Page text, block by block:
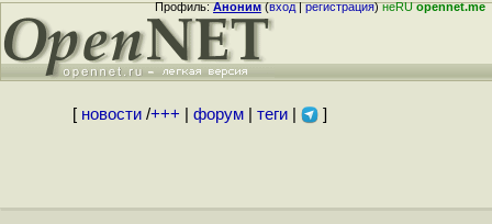
Профиль:Аноним(вход|регистрация)неRUopennet.me
[ новости/+++ форум| теги| ]